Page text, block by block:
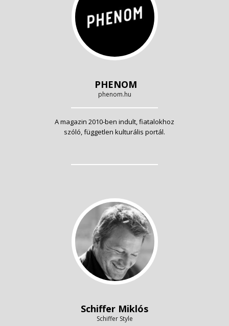
PHENOM
phenom.hu
A magazin 2010-ben indult, fiatalokhoz
szóló, független kulturális portál.
Schiffer Miklós
Schiffer Style